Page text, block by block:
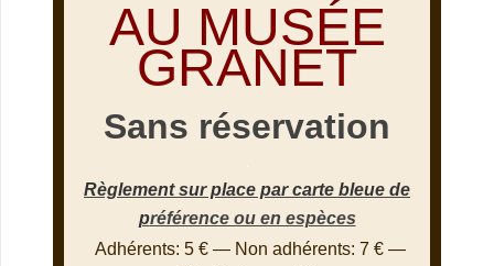
AU MUSÉE
GRANET
Sans réservation
Règlement sur place parcarte bleue de
préférence ou en espèces
Adhérents: 5 € — Non adhérents: 7 € —